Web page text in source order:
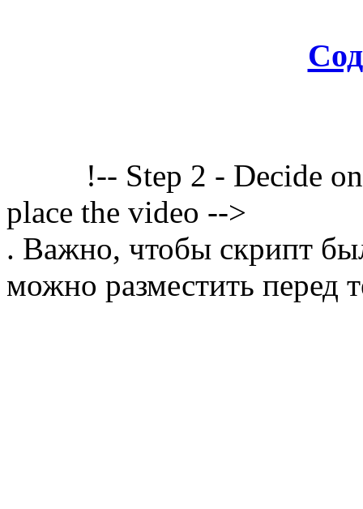
!-- Step 2 - Decide
place the video -->
. Важно, чтобы скрипт
можно разместить перед